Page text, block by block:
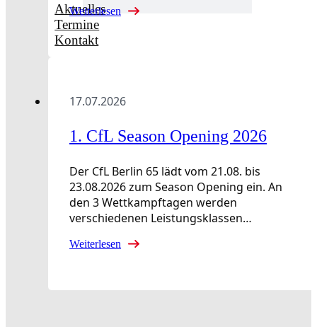
Aktuelles
Termine
Kontakt
Weiterlesen
17.07.2026
1. CfL Season Opening 2026
Der CfL Berlin 65 lädt vom 21.08. bis
23.08.2026 zum Season Opening ein. An
den 3 Wettkampftagen werden
verschiedenen Leistungsklassen…
Weiterlesen